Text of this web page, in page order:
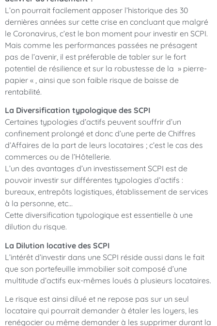
L’on pourrait facilement apposer l’historique des 30
dernières années sur cette crise en concluant que malgré
le Coronavirus, c’est le bon moment pour investir en SCPI.
Mais comme les performances passées ne présagent
pas de l’avenir, il est préferable de tabler sur le fort
potentiel de résilience et sur la robustesse de la » pierre-
papier « , ainsi que son faible risque de baisse de
rentabilité.
La Diversification typologique des SCPI
Certaines typologies d’actifs peuvent souffrir d’un
confinement prolongé et donc d’une perte de Chiffres
d’Affaires de la part de leurs locataires ; c’est le cas des
commerces ou de l’Hôtellerie.
L’un des avantages d’un investissement SCPI est de
pouvoir investir sur différentes typologies d’actifs :
bureaux, entrepôts logistiques, établissement de services
à la personne, etc…
Cette diversification typologique est essentielle à une
dilution du risque.
La Dilution locative des SCPI
L’intérêt d’investir dans une SCPI réside aussi dans le fait
que son portefeuille immobilier soit composé d’une
multitude d’actifs eux-mêmes loués à plusieurs locataires.
Le risque est ainsi dilué et ne repose pas sur un seul
locataire qui pourrait demander à étaler les loyers, les
renégocier ou même demander à les supprimer durant la